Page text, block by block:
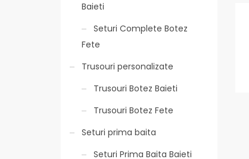
Baieti
Seturi Complete Botez
Fete
Trusouri personalizate
Trusouri Botez Baieti
Trusouri Botez Fete
Seturi prima baita
Seturi Prima Baita Baieti